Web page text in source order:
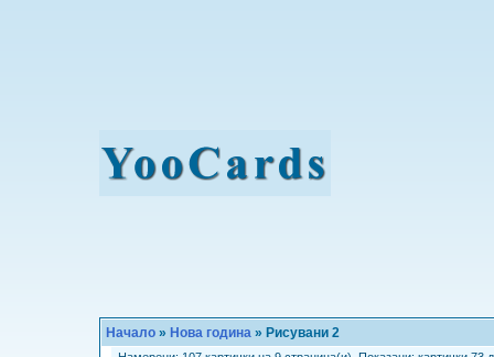
Начало » Нова година » Рисувани 2